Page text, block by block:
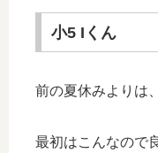
小5 Iくん
前の夏休みよりは
最初はこんなので